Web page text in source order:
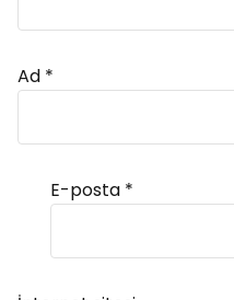
Ad *
E-posta *
Alternative: